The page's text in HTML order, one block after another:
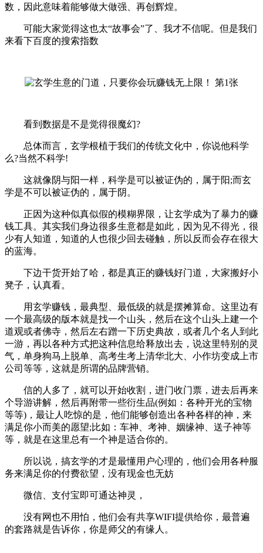
数，因此意味着能够做大做强、再创辉煌。
可能大家觉得这也太“故事会”了、我才不信呢。但是我们
来看下百度的搜索指数
看到数据是不是觉得很魔幻?
总体而言，玄学根植于我们的传统文化中，你说他科学
么?当然不科学!
这就像阴与阳一样，科学是可以被证伪的，属于阳;而玄
学是不可以被证伪的，属于阴。
正因为这种似真似假的模糊界限，让玄学成为了暴力的赚
钱工具。其实我们身边很多生意都是如此，因为见不得光，很
少有人知道，知道的人也很少回去碰触，所以反而会存在很大
的蓝海。
下边干货开始了哈，都是真正的赚钱好门道，大家搬好小
凳子，认真看。
用玄学赚钱，最典型、最低级的就是摆摊算命。这里边有
一个最高级的版本就是找一个山头，然后在这个山头上建一个
道观或者佛寺，然后左右蹭一下历史典故，或者几个名人到此
一游，再以各种方式把这种信息给释放出去，说这里特别的灵
气，单身狗马上脱单、高考生考上清华北大、小作坊变成上市
公司等等，这就是所谓的品牌营销。
信的人多了，就可以开始收割，进门收门票，进去后再来
个导游讲解，然后再附带一些衍生品(例如：各种开光的宝物
等等)，最让人吃惊的是，他们能够创造出各种各样的神，来
满足你小而美的愿望;比如：车神、考神、姻缘神、送子神等
等，就是在这里总有一个神是适合你的。
所以说，搞玄学的才是最懂用户心理的，他们会用各种服
务来满足你的付费欲望，没有现金也无妨
微信、支付宝即可通达神灵，
没有网也不用怕，他们会有共享WIFI提供给你，最普遍
的套路就是告诉你，你是师父的有缘人。